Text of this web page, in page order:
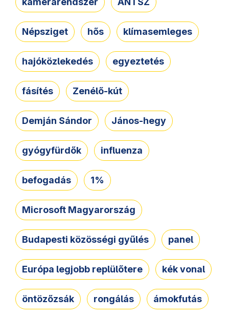
Népsziget hős klímasemleges
hajóközlekedés egyeztetés
fásítés Zenélő-kút
Demján Sándor János-hegy
gyógyfürdők influenza
befogadás 1%
Microsoft Magyarország
Budapesti közösségi gyűlés panel
Európa legjobb replülőtere kék vonal
öntözőzsák rongálás ámokfutás